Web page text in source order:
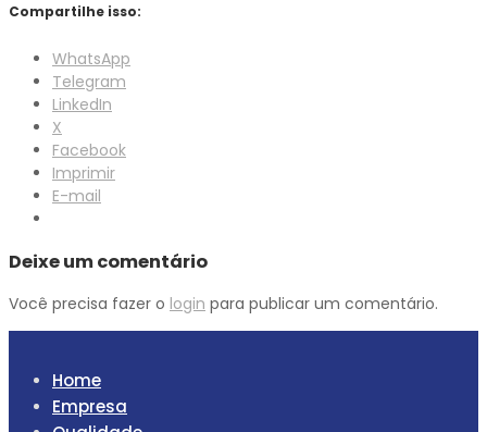
Compartilhe isso:
WhatsApp
Telegram
LinkedIn
X
Facebook
Imprimir
E-mail
Deixe um comentário
Você precisa fazer o login para publicar um comentário.
Home
Empresa